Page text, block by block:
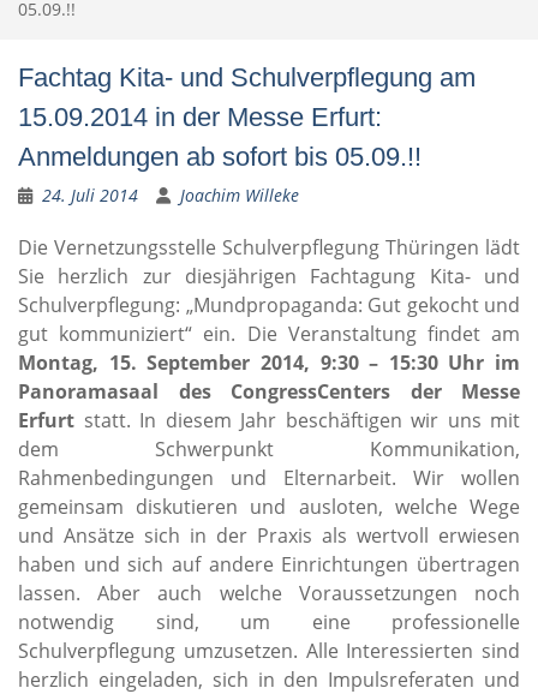
05.09.!!
Fachtag Kita- und Schulverpflegung am
15.09.2014 in der Messe Erfurt:
Anmeldungen ab sofort bis 05.09.!!
24. Juli 2014 Joachim Willeke
Die Vernetzungsstelle Schulverpflegung Thüringen lädt
Sie herzlich zur diesjährigen Fachtagung Kita- und
Schulverpflegung: „Mundpropaganda: Gut gekocht und
gut kommuniziert“ ein. Die Veranstaltung findet am
Montag, 15. September 2014, 9:30 – 15:30 Uhr im
Panoramasaal des CongressCenters der Messe
Erfurt statt. In diesem Jahr beschäftigen wir uns mit
dem Schwerpunkt Kommunikation,
Rahmenbedingungen und Elternarbeit. Wir wollen
gemeinsam diskutieren und ausloten, welche Wege
und Ansätze sich in der Praxis als wertvoll erwiesen
haben und sich auf andere Einrichtungen übertragen
lassen. Aber auch welche Voraussetzungen noch
notwendig sind, um eine professionelle
Schulverpflegung umzusetzen. Alle Interessierten sind
herzlich eingeladen, sich in den Impulsreferaten und